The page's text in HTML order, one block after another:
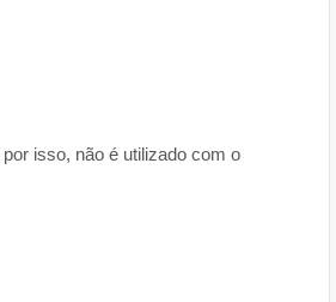
isso, não é utilizado com o